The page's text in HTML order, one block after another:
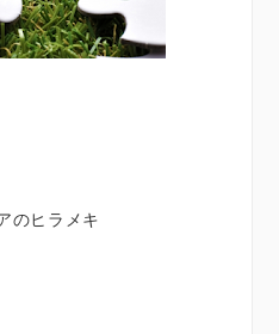
のヒラメキ